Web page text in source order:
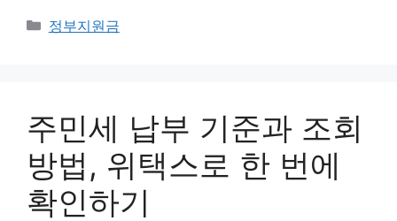
카테고리
정부지원금
주민세 납부 기준과 조회
방법, 위택스로 한 번에
확인하기